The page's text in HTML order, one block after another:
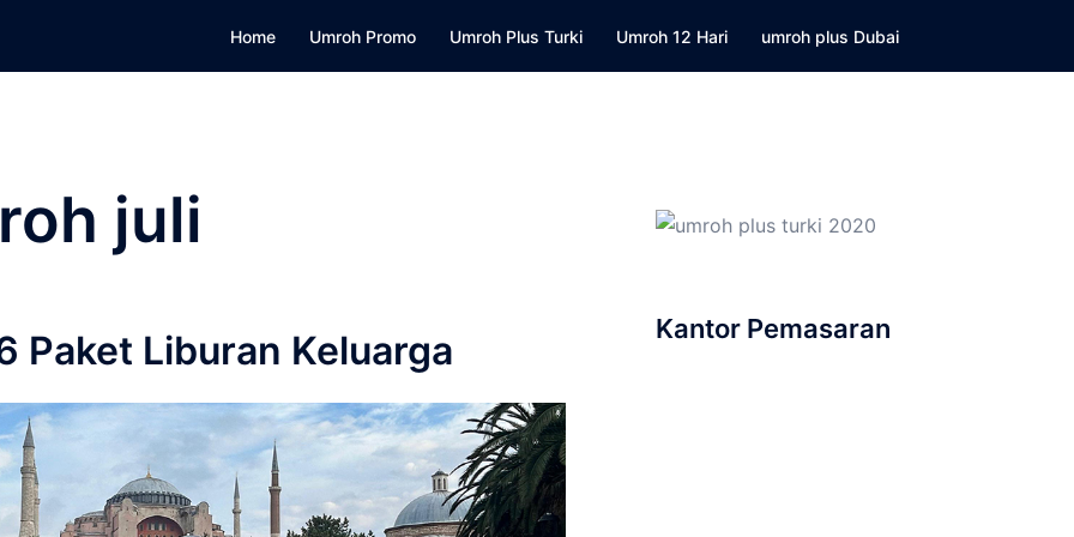
Home Umroh Promo Umroh Plus Turki Umroh 12 Hari umroh plus Dubai
juli
Paket Liburan Keluarga Kantor Pemasaran